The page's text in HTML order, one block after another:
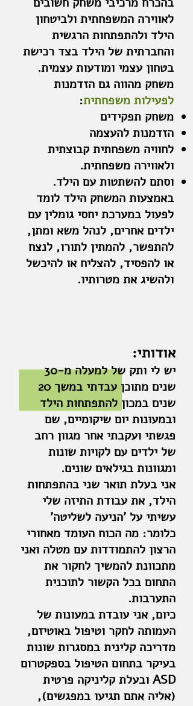
לאווירה המשפחתית ולביטחון
הילד ולהתפתחות הרגשית
והחברתית של הילד בצד רכישת
בטחון עצמי ומודעות עצמית.
משחק מהווה גם הזדמנות
לפעילות משפחתית:
משחק תפקידים
הזדמנות להעצמה
לחוויה משפחתית קבוצתית
ולאווירה משפחתית.
וסתם להשתטות עם הילד.
באמצעות המשחק הילד לומד
לפעול במערכת יחסי גומלין עם
ילדים אחרים, לנהל משא ומתן,
להתפשר, להמתין לתורו, לנצח
או להפסיד, להצליח או להיכשל
ולהשיג את מטרותיו.
אודותי:
יש לי ותק של למעלה מ-30
שנים מתוכן עבדתי במשך 20
שנים במכון להתפתחות הילד
ובמעונות יום שיקומיים, שם
פגשתי ועקבתי אחר מגוון רחב
של ילדים עם לקויות שונות
ומגוונות בגילאים שונים.
אני בעלת תואר שני בהתפתחות
הילד, את עבודת התיזה שלי
עשיתי על 'הניעה לשליטה'
כלומר: מה הכוח העומד מאחורי
הרצון להתמודדות עם מטלה ואני
מתכוונת להמשיך לחקור את
התחום בכל הקשור לתוכנית
התערבות.
כיום, אני עובדת במעונות של
העמותה לחקר וטיפול באוטיזם,
מדריכה קלינית במסגרות שונות
בעיקר בתחום הטיפול בספקטרום
ASD ובעלת קליניקה פרטית
(אליה אתם תגיעו במפגשים),